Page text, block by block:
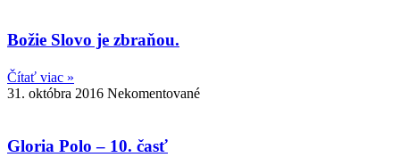
Božie Slovo je zbraňou.
Čítať viac »
31. októbra 2016 Nekomentované
Gloria Polo – 10. časť